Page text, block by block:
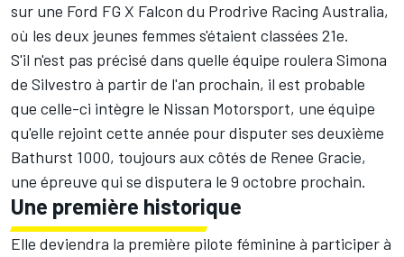
sur une Ford FG X Falcon du Prodrive Racing Australia,
où les deux jeunes femmes s'étaient classées 21e.
S'il n'est pas précisé dans quelle équipe roulera Simona
de Silvestro à partir de l'an prochain, il est probable
que celle-ci intègre le Nissan Motorsport, une équipe
qu'elle rejoint cette année pour disputer ses deuxième
Bathurst 1000, toujours aux côtés de Renee Gracie,
une épreuve qui se disputera le 9 octobre prochain.
Une première historique
Elle deviendra la première pilote féminine à participer à